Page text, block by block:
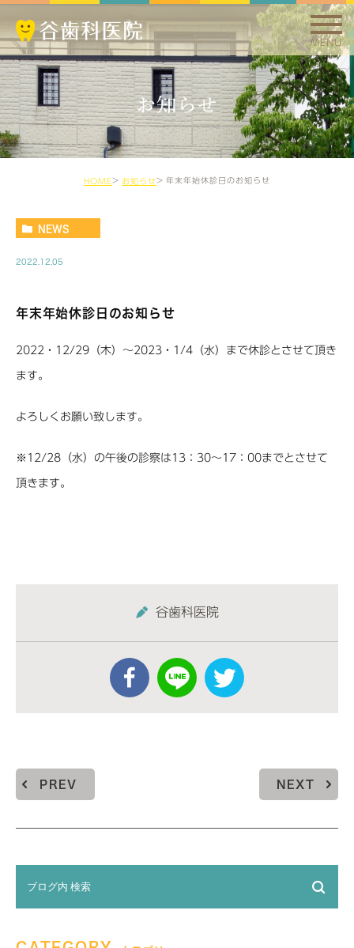
MENU
お知らせ
HOME お知らせ 年末年始休診日のお知らせ
NEWS
2022.12.05
年末年始休診日のお知らせ
2022・12/29（木）～2023・1/4（水）まで休診とさせて頂き
ます。
よろしくお願い致します。
※12/28（水）の午後の診察は13：30～17：00までとさせて
頂きます。
谷歯科医院
PREV NEXT